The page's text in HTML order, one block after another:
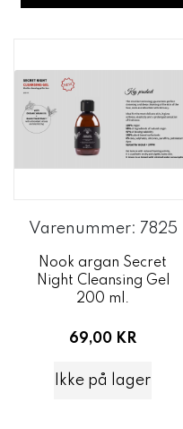
Varenummer: 7825
Nook argan Secret
Night Cleansing Gel
200 ml.
69,00 KR
Ikke på lager